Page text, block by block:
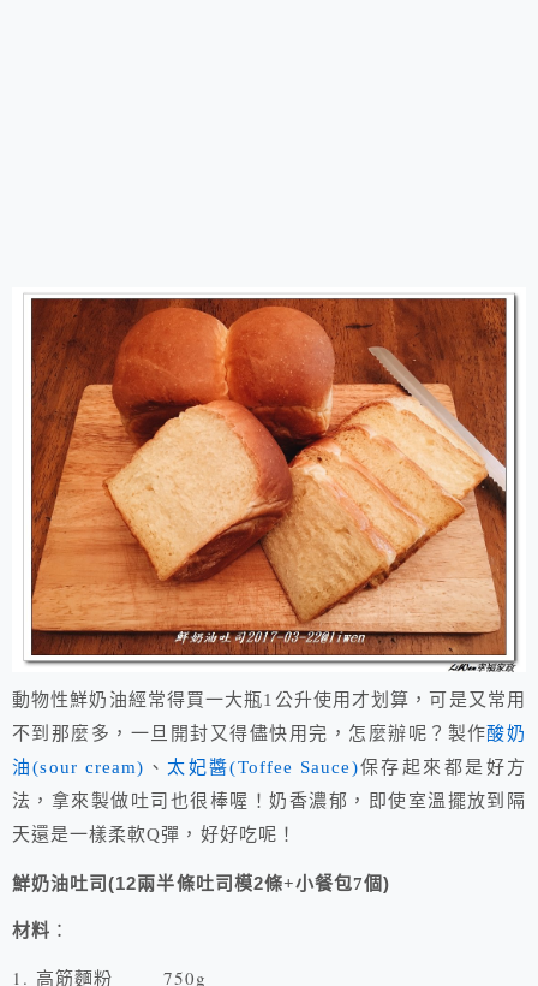
動物性鮮奶油經常得買一大瓶1公升使用才划算，可是又常用
不到那麼多，一旦開封又得儘快用完，怎麼辦呢？製作酸奶
油(sour cream) 、 太妃醬(Toffee Sauce)保存起來都是好方
法，拿來製做吐司也很棒喔！奶香濃郁，即使室溫擺放到隔
天還是一樣柔軟Q彈，好好吃呢！
鮮奶油吐司(12兩半條吐司模2條+小餐包7個)
材料 ：
1. 高筋麵粉
750g